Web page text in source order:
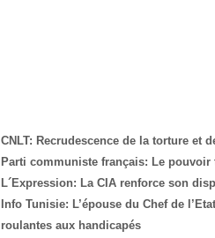
CNLT: Recrudescence de la torture et
Parti communiste français: Le pouvoir
L´Expression: La CIA renforce son
Info Tunisie: L’épouse du Chef de
roulantes aux handicapés